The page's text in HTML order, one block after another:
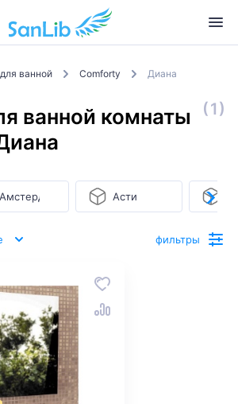
ванной Comforty Диана
ванной комнаты
(1)
Амстердам Асти
фильтры